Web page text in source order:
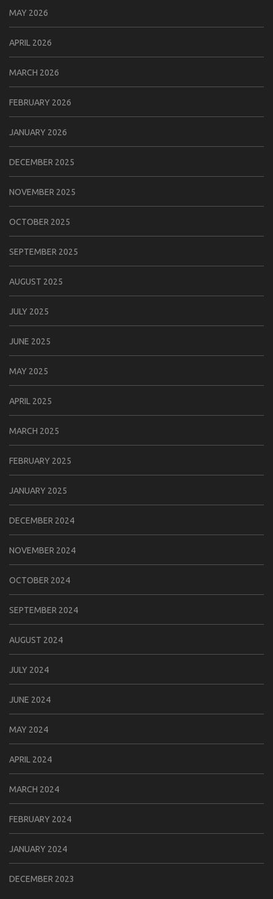
MAY 2026
APRIL 2026
MARCH 2026
FEBRUARY 2026
JANUARY 2026
DECEMBER 2025
NOVEMBER 2025
OCTOBER 2025
SEPTEMBER 2025
AUGUST 2025
JULY 2025
JUNE 2025
MAY 2025
APRIL 2025
MARCH 2025
FEBRUARY 2025
JANUARY 2025
DECEMBER 2024
NOVEMBER 2024
OCTOBER 2024
SEPTEMBER 2024
AUGUST 2024
JULY 2024
JUNE 2024
MAY 2024
APRIL 2024
MARCH 2024
FEBRUARY 2024
JANUARY 2024
DECEMBER 2023